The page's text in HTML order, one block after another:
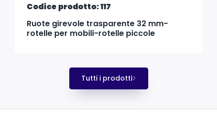
Codice prodotto: 117
Ruote girevole trasparente 32 mm-
rotelle per mobili-rotelle piccole
Tutti i prodotti